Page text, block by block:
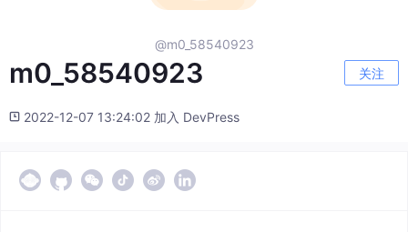
@m0_58540923
m0_58540923 关注
2022-12-07 13:24:02 加入 DevPress